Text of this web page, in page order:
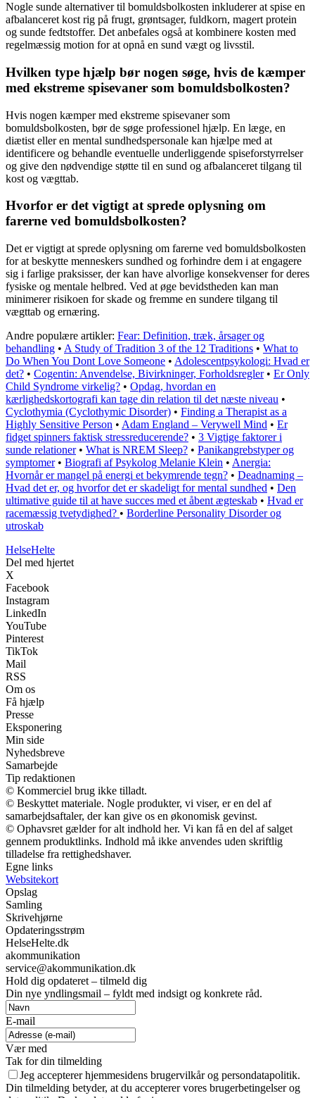
Nogle sunde alternativer til bomuldsbolkosten inkluderer at spise en
afbalanceret kost rig på frugt, grøntsager, fuldkorn, magert protein
og sunde fedtstoffer. Det anbefales også at kombinere kosten med
regelmæssig motion for at opnå en sund vægt og livsstil.
Hvilken type hjælp bør nogen søge, hvis de kæmper
med ekstreme spisevaner som bomuldsbolkosten?
Hvis nogen kæmper med ekstreme spisevaner som
bomuldsbolkosten, bør de søge professionel hjælp. En læge, en
diætist eller en mental sundhedspersonale kan hjælpe med at
identificere og behandle eventuelle underliggende spiseforstyrrelser
og give den nødvendige støtte til en sund og afbalanceret tilgang til
kost og vægttab.
Hvorfor er det vigtigt at sprede oplysning om
farerne ved bomuldsbolkosten?
Det er vigtigt at sprede oplysning om farerne ved bomuldsbolkosten
for at beskytte menneskers sundhed og forhindre dem i at engagere
sig i farlige praksisser, der kan have alvorlige konsekvenser for deres
fysiske og mentale helbred. Ved at øge bevidstheden kan man
minimerer risikoen for skade og fremme en sundere tilgang til
vægttab og ernæring.
Andre populære artikler: Fear: Definition, træk, årsager og
behandling • A Study of Tradition 3 of the 12 Traditions • What to
Do When You Dont Love Someone • Adolescentpsykologi: Hvad er
det? • Cogentin: Anvendelse, Bivirkninger, Forholdsregler• Er Only
Child Syndrome virkelig? • Opdag, hvordan en
kærlighedskortografi kan tage din relation til det næste niveau •
Cyclothymia (Cyclothymic Disorder) • Finding a Therapist as a
Highly Sensitive Person • Adam England – Verywell Mind • Er
fidget spinners faktisk stressreducerende? • 3 Vigtige faktorer i
sunde relationer• What is NREM Sleep? • Panikangrebstyper og
symptomer• Biografi af Psykolog Melanie Klein • Anergia:
Hvornår er mangel på energi et bekymrende tegn? • Deadnaming –
Hvad det er, og hvorfor det er skadeligt for mental sundhed • Den
ultimative guide til at have succes med et åbent ægteskab • Hvad er
racemæssig tvetydighed? • Borderline Personality Disorder og
utroskab
HelseHelte
Del med hjertet
X
Facebook
Instagram
LinkedIn
YouTube
Pinterest
TikTok
Mail
RSS
Om os
Få hjælp
Presse
Eksponering
Min side
Nyhedsbreve
Samarbejde
Tip redaktionen
© Kommerciel brug ikke tilladt.
© Beskyttet materiale. Nogle produkter, vi viser, er en del af
samarbejdsaftaler, der kan give os en økonomisk gevinst.
© Ophavsret gælder for alt indhold her. Vi kan få en del af salget
gennem produktlinks. Indhold må ikke anvendes uden skriftlig
tilladelse fra rettighedshaver.
Egne links
Websitekort
Opslag
Samling
Skrivehjørne
Opdateringsstrøm
HelseHelte.dk
akommunikation
service@akommunikation.dk
Hold dig opdateret – tilmeld dig
Din nye yndlingsmail – fyldt med indsigt og konkrete råd.
E-mail
Vær med
Tak for din tilmelding
Jeg accepterer hjemmesidens brugervilkår og persondatapolitik.
Din tilmelding betyder, at du accepterer vores brugerbetingelser og